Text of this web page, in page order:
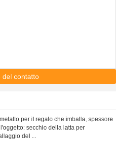
del contatto
per il regalo che imballa, spessore
secchio della latta per
del ...